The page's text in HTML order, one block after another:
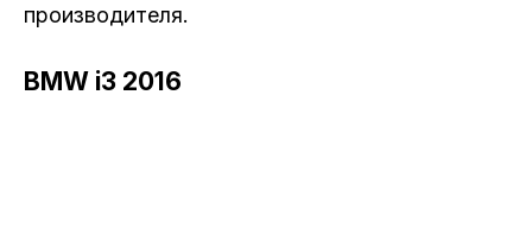
производителя.
BMW i3 2016